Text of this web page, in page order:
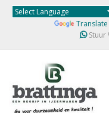
Translate
Stuur